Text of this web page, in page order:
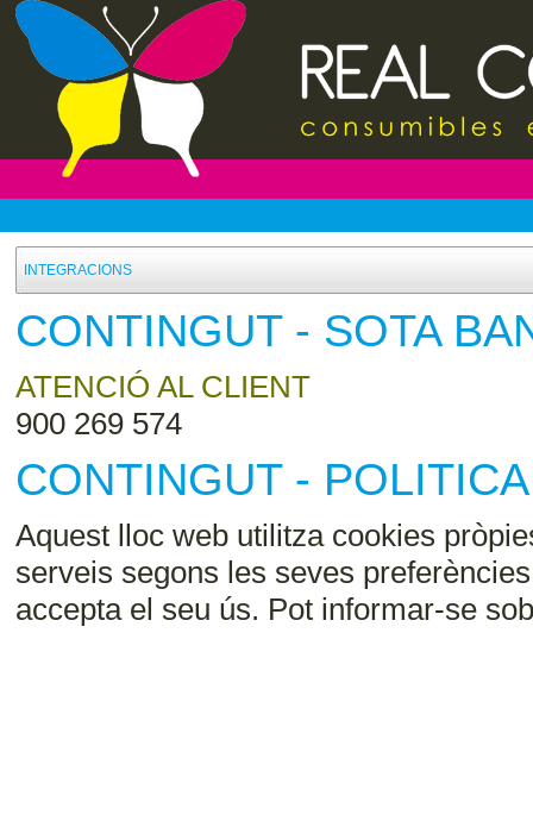
INTEGRACIONS
CONTINGUT - SOTA
ATENCIÓ AL CLIENT
900 269 574
CONTINGUT -
Aquest lloc web utilitza cookies
serveis segons les seves
accepta el seu ús. Pot informar-se